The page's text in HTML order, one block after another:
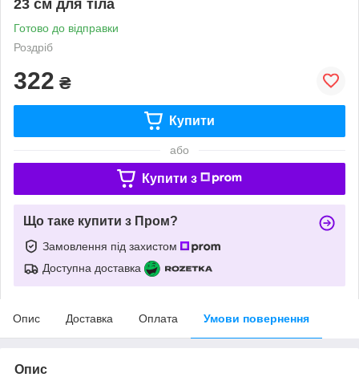
23 см для тіла
Готово до відправки
Роздріб
322 ₴
Купити
або
Купити з
Що таке купити з Пром?
Замовлення під захистом
Доступна доставка
Опис Доставка Оплата Умови повернення
Опис